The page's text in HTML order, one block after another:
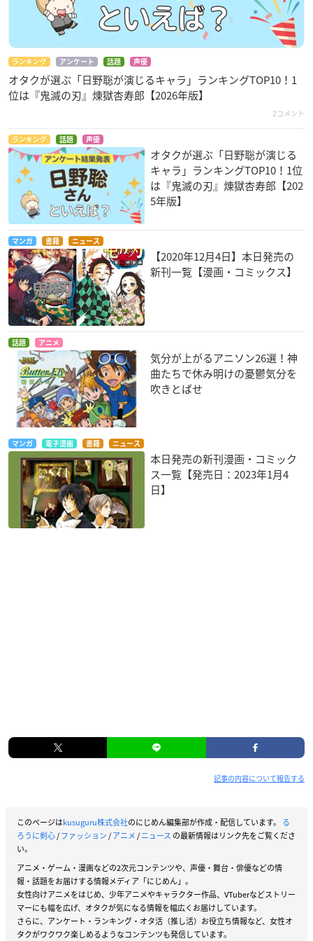
ランキング アンケート 話題 声優
オタクが選ぶ「日野聡が演じるキャラ」ランキングTOP10！1
位は『鬼滅の刃』煉󠄁獄杏寿郎【2026年版】
2コメント
ランキング 話題 声優
オタクが選ぶ「日野聡が演じる
キャラ」ランキングTOP10！1位
は『鬼滅の刃』煉󠄁獄杏寿郎【202
5年版】
マンガ 書籍 ニュース
【2020年12月4日】本日発売の
新刊一覧【漫画・コミックス】
話題 アニメ
気分が上がるアニソン26選！神
曲たちで休み明けの憂鬱気分を
吹きとばせ
マンガ 電子漫画 書籍 ニュース
本日発売の新刊漫画・コミック
ス一覧【発売日：2023年1月4
日】
記事の内容について報告する
このページはkusuguru株式会社のにじめん編集部が作成・配信しています。 る
ろうに剣心/ファッション/アニメ/ニュース の最新情報はリンク先をご覧くださ
い。
アニメ・ゲーム・漫画などの2次元コンテンツや、声優・舞台・俳優などの情
報・話題をお届けする情報メディア「にじめん」。
女性向けアニメをはじめ、少年アニメやキャラクター作品、VTuberなどストリー
マーにも幅を広げ、オタクが気になる情報を幅広くお届けしています。
さらに、アンケート・ランキング・オタ活（推し活）お役立ち情報など、女性オ
タクがワクワク楽しめるようなコンテンツも発信しています。